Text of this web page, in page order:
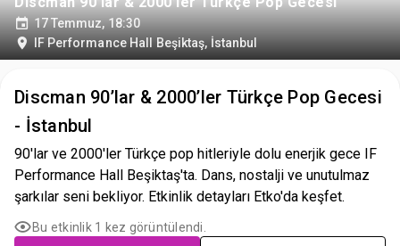
17 Temmuz, 18:30
IF Performance Hall Beşiktaş, İstanbul
Discman 90’lar & 2000’ler Türkçe Pop Gecesi
- İstanbul
90'lar ve 2000'ler Türkçe pop hitleriyle dolu enerjik gece IF
Performance Hall Beşiktaş'ta. Dans, nostalji ve unutulmaz
şarkılar seni bekliyor. Etkinlik detayları Etko'da keşfet.
Bu etkinlik 1 kez görüntülendi.